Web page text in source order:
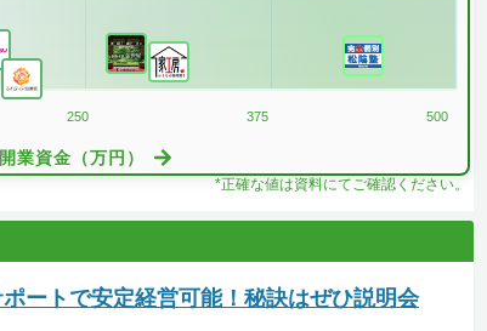
250 375 500
開業資金（万円）
*正確な値は資料にてご確認ください。
ートで安定経営可能！秘訣はぜひ説明会